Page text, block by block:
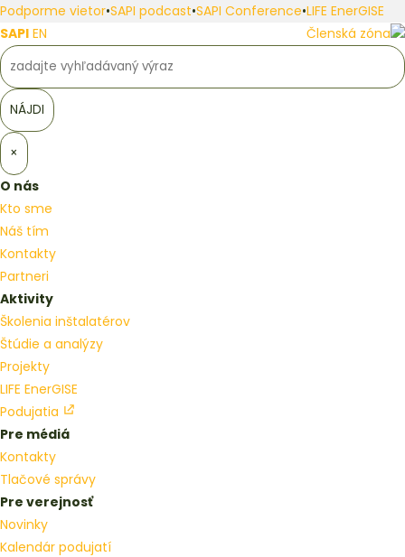
Podporme vietor•SAPI podcast•SAPI Conference•LIFE EnerGISE
SAPI EN Členská zóna
×
O nás
Kto sme
Náš tím
Kontakty
Partneri
Aktivity
Školenia inštalatérov
Štúdie a analýzy
Projekty
LIFE EnerGISE
Podujatia
Pre médiá
Kontakty
Tlačové správy
Pre verejnosť
Novinky
Kalendár podujatí